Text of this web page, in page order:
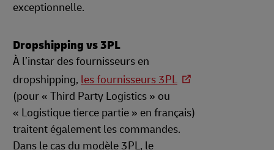
exceptionnelle.
Dropshipping vs 3PL
À l’instar des fournisseurs en
dropshipping, les fournisseurs 3PL
(pour « Third Party Logistics » ou
« Logistique tierce partie » en français)
traitent également les commandes.
Dans le cas du modèle 3PL, le